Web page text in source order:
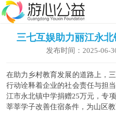
三七互娱助力丽江永
发布时间：2025-06-
在助力乡村教育发展的道路上，
行动诠释着企业的社会责任与担
江市永北镇中学捐赠25万元，专
莘莘学子改善住宿条件，为山区教